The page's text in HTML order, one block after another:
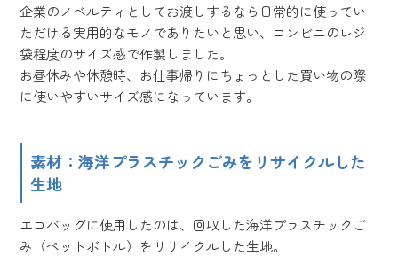
企業のノベルティとしてお渡しするなら日常的に使ってい
ただける実用的なモノでありたいと思い、コンビニのレジ
袋程度のサイズ感で作製しました。
お昼休みや休憩時、お仕事帰りにちょっとした買い物の際
に使いやすいサイズ感になっています。
素材：海洋プラスチックごみをリサイクルした
生地
エコバッグに使用したのは、回収した海洋プラスチックご
み（ペットボトル）をリサイクルした生地。